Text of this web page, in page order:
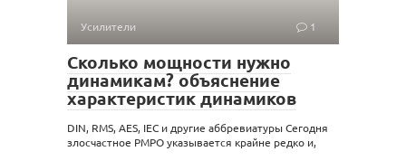
Усилители 1
Сколько мощности нужно
динамикам? объяснение
характеристик динамиков
DIN, RMS, AES, IEC и другие аббревиатуры Сегодня
злосчастное PMPO указывается крайне редко и,